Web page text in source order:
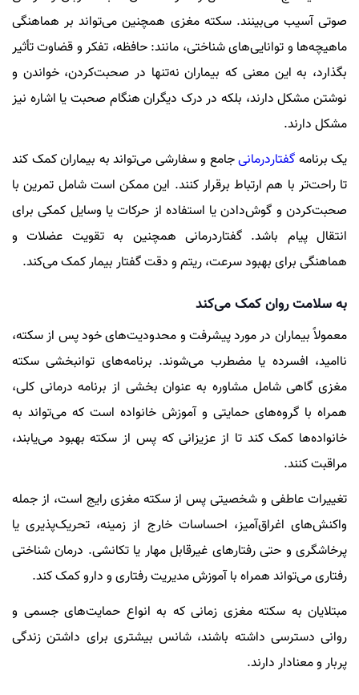
صوتی آسیب می‌بینند. سکته مغزی همچنین می‌تواند بر هماهنگی
ماهیچه‌ها و توانایی‌های شناختی، مانند: حافظه، تفکر و قضاوت تأثیر
بگذارد، به این معنی که بیماران نه‌تنها در صحبت‌کردن، خواندن و
نوشتن مشکل دارند، بلکه در درک دیگران هنگام صحبت یا اشاره نیز
مشکل دارند.
یک برنامه گفتاردرمانیجامع و سفارشی می‌تواند به بیماران کمک کند
تا راحت‌تر با هم ارتباط برقرار کنند. این ممکن است شامل تمرین با
صحبت‌کردن و گوش‌دادن یا استفاده از حرکات یا وسایل کمکی برای
انتقال پیام باشد. گفتاردرمانی همچنین به تقویت عضلات و
هماهنگی برای بهبود سرعت، ریتم و دقت گفتار بیمار کمک می‌کند.
به ‌سلامت روان کمک می‌کند
معمولاً بیماران در مورد پیشرفت و محدودیت‌های خود پس از سکته،
ناامید، افسرده یا مضطرب می‌شوند. برنامه‌های توانبخشی سکته
مغزی گاهی شامل مشاوره به عنوان بخشی از برنامه درمانی کلی،
همراه با گروه‌های حمایتی و آموزش خانواده است که می‌تواند به
خانواده‌ها کمک کند تا از عزیزانی که پس از سکته بهبود می‌یابند،
مراقبت کنند.
تغییرات عاطفی و شخصیتی پس از سکته مغزی رایج است، از جمله
واکنش‌های اغراق‌آمیز، احساسات خارج از زمینه، تحریک‌پذیری یا
پرخاشگری و حتی رفتار‌های غیرقابل مهار یا تکانشی. درمان شناختی
رفتاری می‌تواند همراه با آموزش مدیریت رفتاری و دارو کمک کند.
مبتلایان به سکته مغزی زمانی که به انواع حمایت‌های جسمی و
روانی دسترسی داشته باشند، شانس بیشتری برای داشتن زندگی
پربار و معنادار دارند.